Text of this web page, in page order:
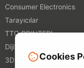
Consumer Electronics
Tarayıcılar
TTO PRINTERI
Dijital Tekstil Yazıcıları
3D PRINTERSCookies